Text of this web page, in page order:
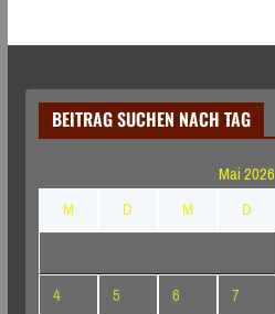
BEITRAG SUCHEN NACH TAG
Mai 2026
M
D M D
4
5 6 7